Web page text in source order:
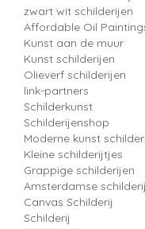
zwart wit schilderijen
Affordable Oil
Kunst aan de muur
Kunst schilderijen
Olieverf schilderijen
link-partners
Schilderkunst
Schilderijenshop
Moderne kunst
Kleine schilderijtjes
Grappige schilderijen
Amsterdamse
Canvas Schilderij
Schilderij